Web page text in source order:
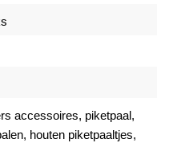
accessoires, piketpaal,
, houten piketpaaltjes,